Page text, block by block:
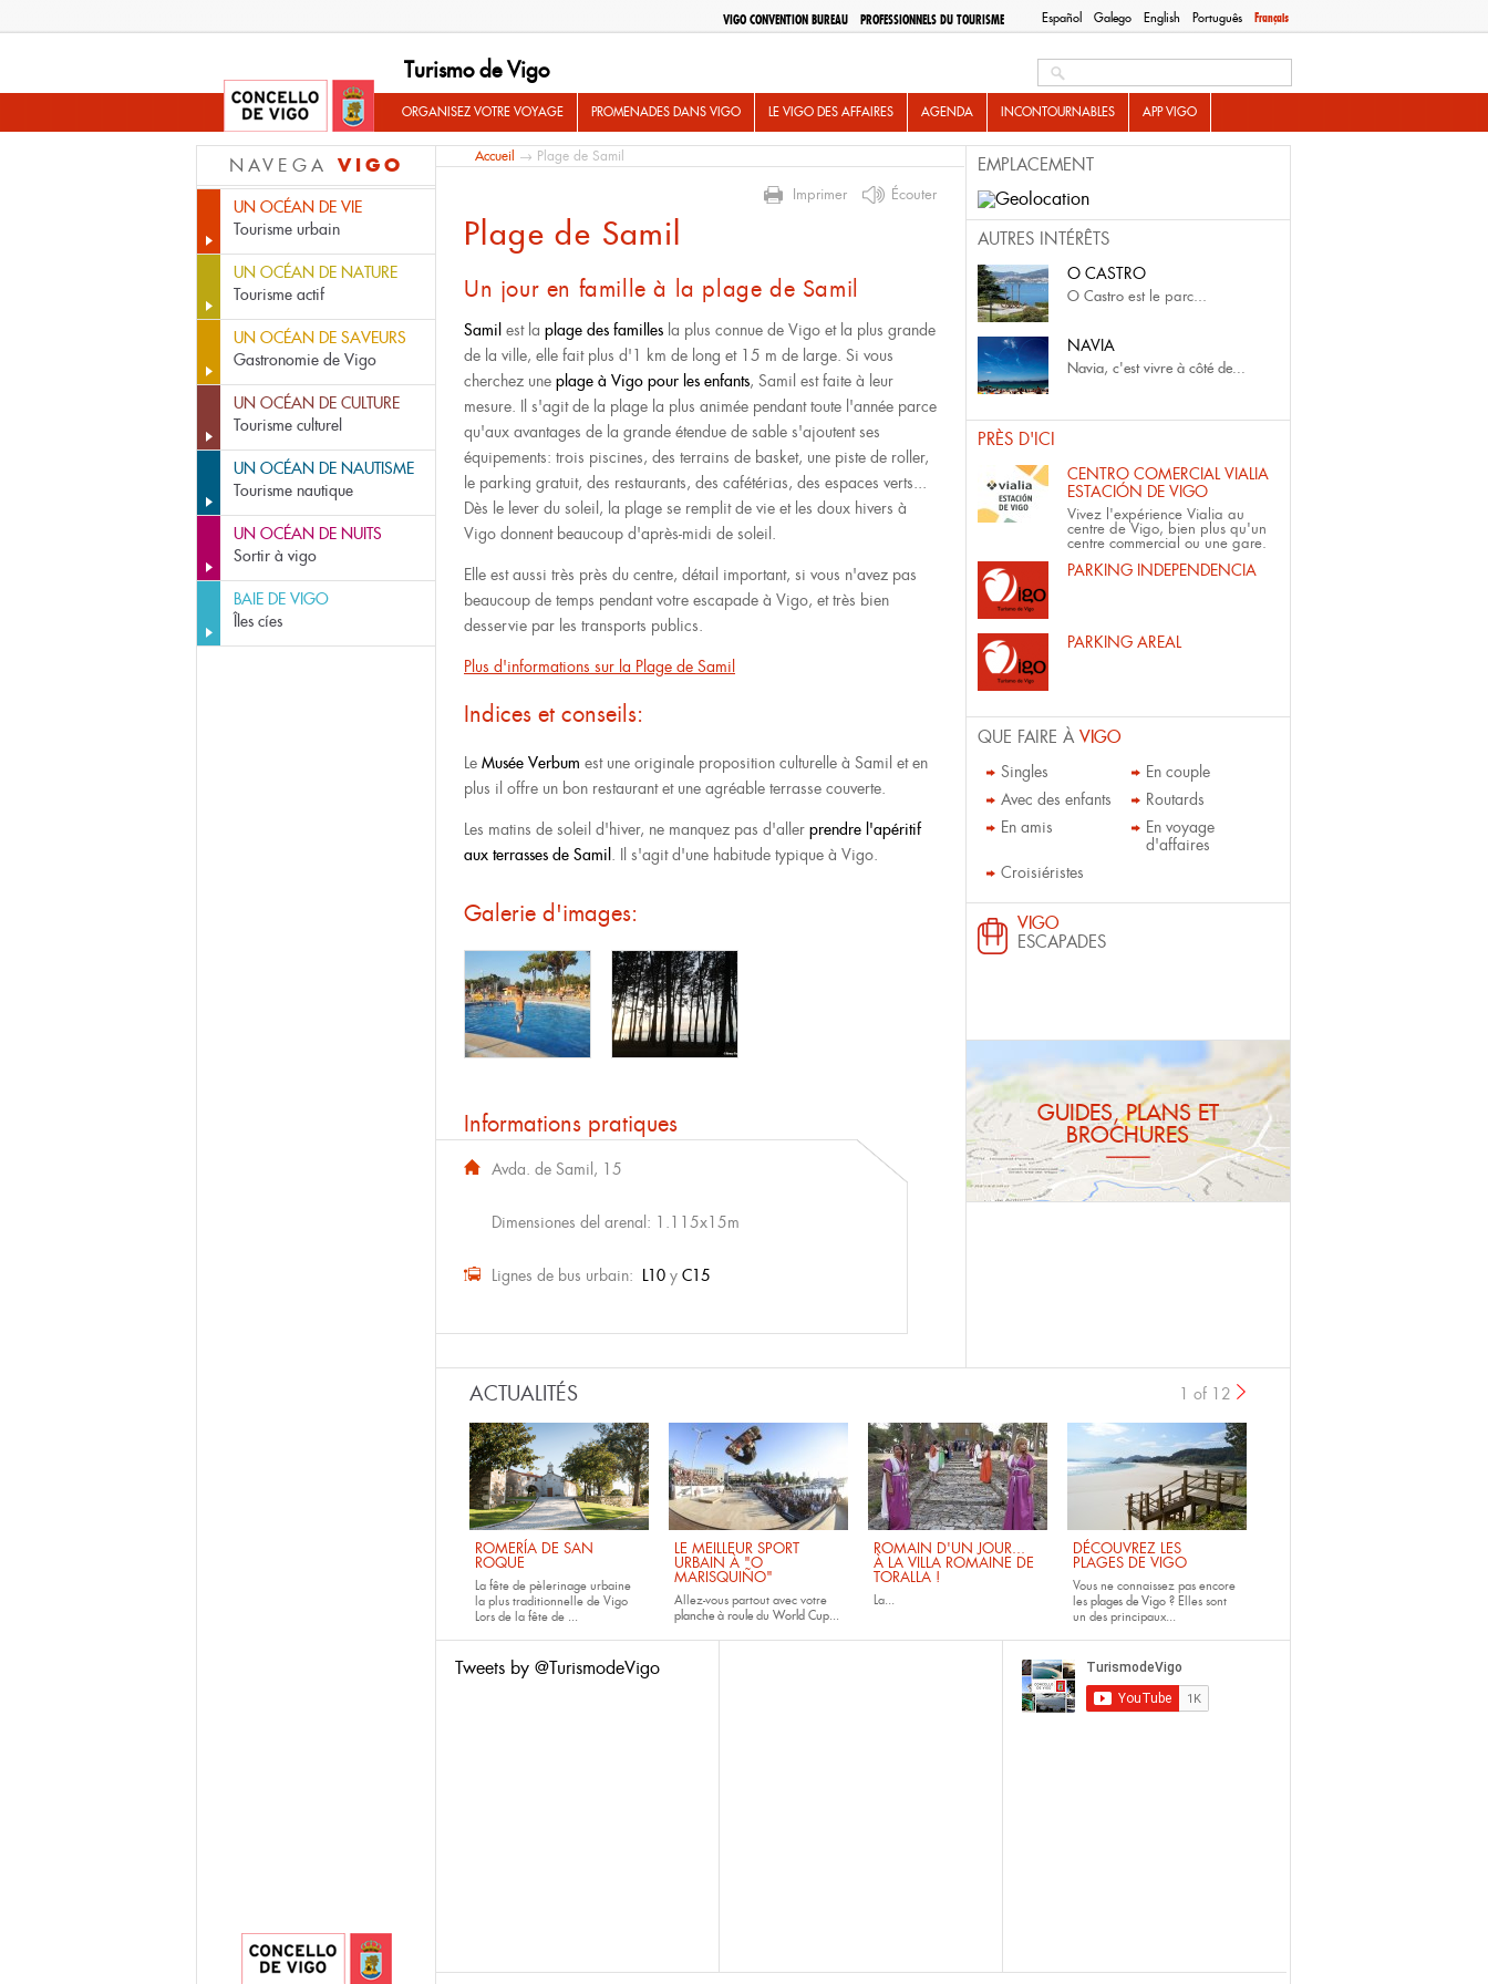
Español Galego English Português Français
VIGO CONVENTION BUREAU PROFESSIONNELS DU TOURISME
Turismo de Vigo
ORGANISEZ VOTRE VOYAGE PROMENADES DANS VIGO LE VIGO DES AFFAIRES AGENDA INCONTOURNABLES APP VIGO
NAVEGA VIGO
UN OCÉAN DE VIE
Tourisme urbain
UN OCÉAN DE NATURE
Tourisme actif
UN OCÉAN DE SAVEURS
Gastronomie de Vigo
UN OCÉAN DE CULTURE
Tourisme culturel
UN OCÉAN DE NAUTISME
Tourisme nautique
UN OCÉAN DE NUITS
Sortir à vigo
BAIE DE VIGO
Îles cíes
Accueil → Plage de Samil
Imprimer Écouter
Plage de Samil
Un jour en famille à la plage de Samil
Samil est la plage des familles la plus connue de Vigo et la plus grande
de la ville, elle fait plus d'1 km de long et 15 m de large. Si vous
cherchez une plage à Vigo pour les enfants, Samil est faite à leur
mesure. Il s'agit de la plage la plus animée pendant toute l'année parce
qu'aux avantages de la grande étendue de sable s'ajoutent ses
équipements: trois piscines, des terrains de basket, une piste de roller,
le parking gratuit, des restaurants, des cafétérias, des espaces verts...
Dès le lever du soleil, la plage se remplit de vie et les doux hivers à
Vigo donnent beaucoup d'après-midi de soleil.
Elle est aussi très près du centre, détail important, si vous n'avez pas
beaucoup de temps pendant votre escapade à Vigo, et très bien
desservie par les transports publics.
Plus d'informations sur la Plage de Samil
Indices et conseils:
Le Musée Verbum est une originale proposition culturelle à Samil et en
plus il offre un bon restaurant et une agréable terrasse couverte.
Les matins de soleil d'hiver, ne manquez pas d'aller prendre l'apéritif
aux terrasses de Samil . Il s'agit d'une habitude typique à Vigo.
Galerie d'images:
Informations pratiques
Avda. de Samil, 15
Dimensiones del arenal: 1.115x15m
Lignes de bus urbain: L10 y C15
EMPLACEMENT
AUTRES INTÉRÊTS
O CASTRO
O Castro est le parc...
NAVIA
Navia, c'est vivre à côté de...
PRÈS D'ICI
CENTRO COMERCIAL VIALIA
ESTACIÓN DE VIGO
Vivez l'expérience Vialia au
centre de Vigo, bien plus qu'un
centre commercial ou une gare.
PARKING INDEPENDENCIA
PARKING AREAL
QUE FAIRE À VIGO
Singles
En couple
Avec des enfants
Routards
En amis
En voyage
d'affaires
Croisiéristes
VIGO
ESCAPADES
GUIDES, PLANS ET
BROCHURES
ACTUALITÉS
ROMERÍA DE SAN
ROQUE
La fête de pèlerinage urbaine
la plus traditionnelle de Vigo
Lors de la fête de ...
LE MEILLEUR SPORT
URBAIN À "O
MARISQUIÑO"
Allez-vous partout avec votre
planche à rouledu World Cup...
ROMAIN D'UN JOUR...
À LA VILLA ROMAINE DE
TORALLA !
La...
DÉCOUVREZ LES
PLAGES DE VIGO
Vous ne connaissez pas encore
les plages de Vigo ? Elles sont
un des principaux...
1 of 12
Tweets by @TurismodeVigo